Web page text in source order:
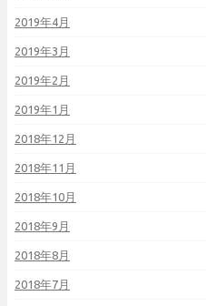
2019年4月
2019年3月
2019年2月
2019年1月
2018年12月
2018年11月
2018年10月
2018年9月
2018年8月
2018年7月